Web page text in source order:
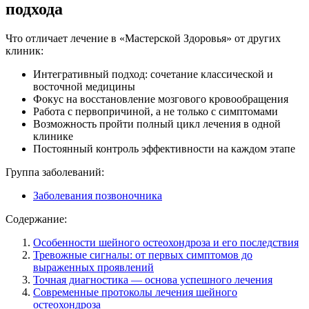
подхода
Что отличает лечение в «Мастерской Здоровья» от других
клиник:
Интегративный подход: сочетание классической и
восточной медицины
Фокус на восстановление мозгового кровообращения
Работа с первопричиной, а не только с симптомами
Возможность пройти полный цикл лечения в одной
клинике
Постоянный контроль эффективности на каждом этапе
Группа заболеваний:
Заболевания позвоночника
Содержание:
Особенности шейного остеохондроза и его последствия
Тревожные сигналы: от первых симптомов до
выраженных проявлений
Точная диагностика — основа успешного лечения
Современные протоколы лечения шейного
остеохондроза